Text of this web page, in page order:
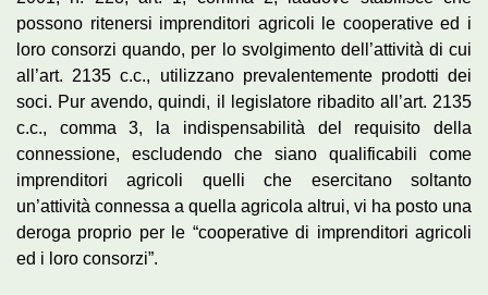
possono ritenersi imprenditori agricoli le cooperative ed i
loro consorzi quando, per lo svolgimento dell’attività di cui
all’art. 2135 c.c., utilizzano prevalentemente prodotti dei
soci. Pur avendo, quindi, il legislatore ribadito all’art. 2135
c.c., comma 3, la indispensabilità del requisito della
connessione, escludendo che siano qualificabili come
imprenditori agricoli quelli che esercitano soltanto
un’attività connessa a quella agricola altrui, vi ha posto una
deroga proprio per le “cooperative di imprenditori agricoli
ed i loro consorzi”.